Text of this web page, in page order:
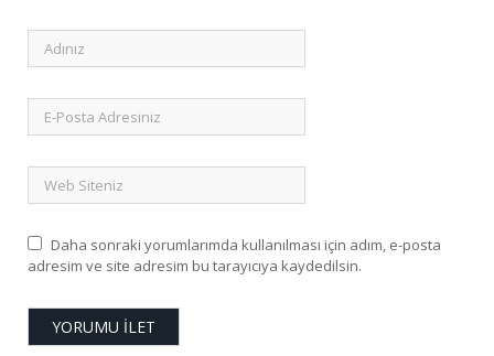
Daha sonraki yorumlarımda kullanılması için adım, e-posta
adresim ve site adresim bu tarayıcıya kaydedilsin.